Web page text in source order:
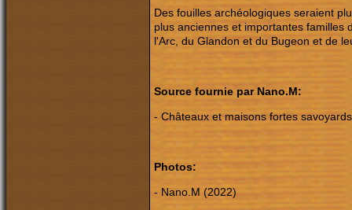
Des fouilles archéologiques seraient
plus anciennes et importantes familles
l'Arc, du Glandon et du Bugeon et de
Source fournie par Nano.M:
- Châteaux et maisons fortes
Photos:
- Nano.M (2022)